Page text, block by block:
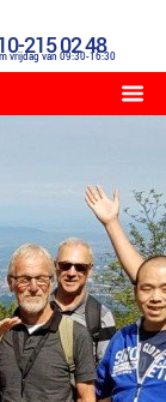
215 02 48
vrijdag van 09:30-16:30